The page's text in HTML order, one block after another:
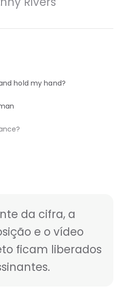
hold my hand?
da cifra, a
e o vídeo
ficam liberados